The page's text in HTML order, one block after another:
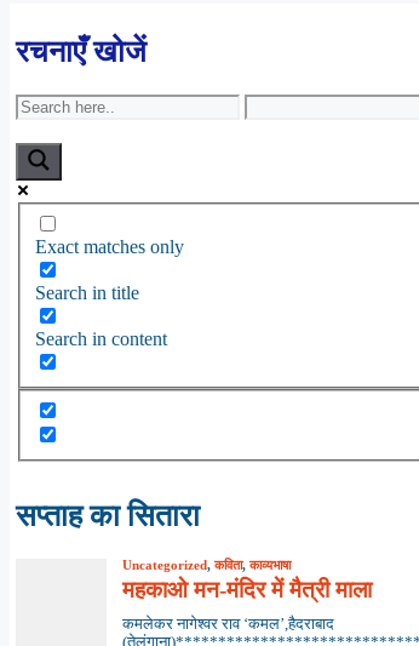
रचनाएँ खोजें
Exact matches only
Search in title
Search in content
सप्ताह का सितारा
Uncategorized,कविता,काव्यभाषा
महकाओ मन-मंदिर में मैत्री माला
कमलेकर नागेश्वर राव ‘कमल’,हैदराबाद